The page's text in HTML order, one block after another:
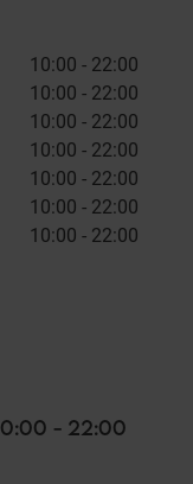
10:00 - 22:00
10:00 - 22:00
10:00 - 22:00
10:00 - 22:00
10:00 - 22:00
10:00 - 22:00
10:00 - 22:00
- 22:00